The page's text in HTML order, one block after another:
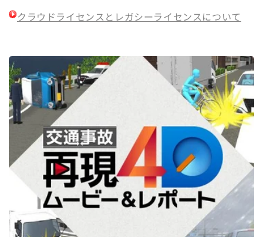
クラウドライセンスとレガシーライセンスについて